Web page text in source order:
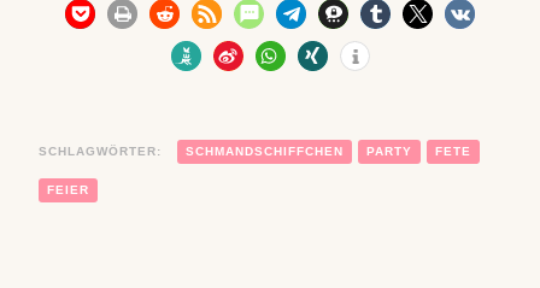
SCHLAGWÖRTER: SCHMANDSCHIFFCHEN PARTY FETE
FEIER